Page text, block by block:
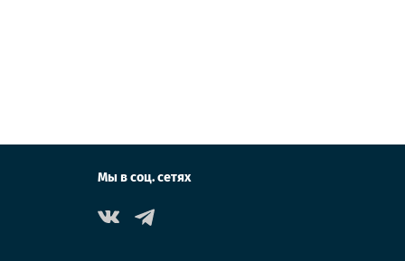
Мы в соц. сетях